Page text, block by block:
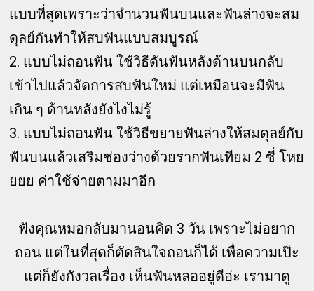
แบบที่สุดเพราะว่าจำนวนฟันบนและฟันล่างจะสม
ดุลย์กันทำให้สบฟันแบบสมบูรณ์
2. แบบไม่ถอนฟัน ใช้วิธีดันฟันหลังด้านบนกลับ
เข้าไปแล้วจัดการสบฟันใหม่ แต่เหมือนจะมีฟัน
เกิน ๆ ด้านหลังยังไงไม่รู้
3. แบบไม่ถอนฟัน ใช้วิธีขยายฟันล่างให้สมดุลย์กับ
ฟันบนแล้วเสริมช่องว่างด้วยรากฟันเทียม 2 ซี่ โหย
ยยย ค่าใช้จ่ายตามมาอีก
ฟังคุณหมอกลับมานอนคิด 3 วัน เพราะไม่อยาก
ถอน แต่ในที่สุดก็ตัดสินใจถอนก็ได้ เพื่อความเป๊ะ
แต่ก็ยังกังวลเรื่อง เห็นฟันหลออยู่ดีอ่ะ เรามาดู